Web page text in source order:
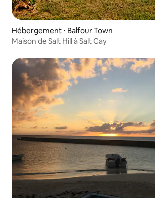
Hébergement ⋅ Balfour Town
Maison de Salt Hill à Salt Cay